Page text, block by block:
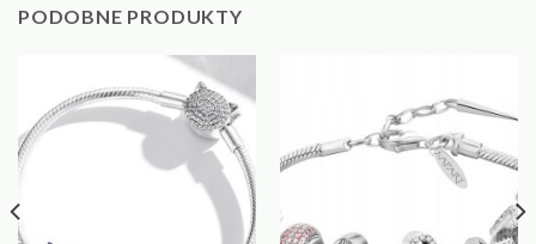
PODOBNE PRODUKTY